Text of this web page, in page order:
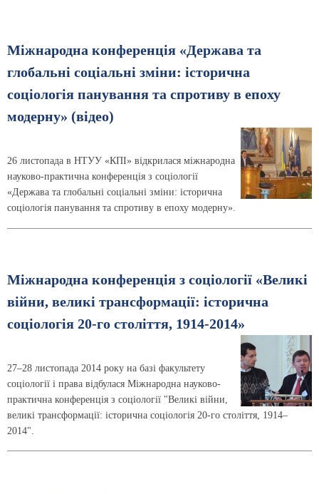
Міжнародна конференція «Держава та
глобальні соціальні зміни: історична
соціологія панування та спротиву в епоху
модерну» (відео)
26 листопада в НТУУ «КПІ» відкрилася міжнародна
науково-практична конференція з соціології
«Держава та глобальні соціальні зміни: історична
соціологія панування та спротиву в епоху модерну».
Міжнародна конференція з соціології «Великі
війни, великі трансформації: історична
соціологія 20-го століття, 1914-2014»
27–28 листопада 2014 року на базі факультету
соціології і права відбулася Міжнародна науково-
практична конференція з соціології "Великі війни,
великі трансформації: історична соціологія 20-го століття, 1914–
2014".